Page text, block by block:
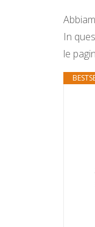
In
le